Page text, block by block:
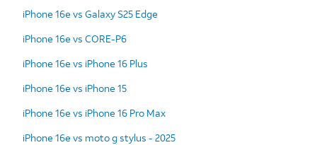
iPhone 16e vs Galaxy S25 Edge
iPhone 16e vs CORE-P6
iPhone 16e vs iPhone 16 Plus
iPhone 16e vs iPhone 15
iPhone 16e vs iPhone 16 Pro Max
iPhone 16e vs moto g stylus - 2025